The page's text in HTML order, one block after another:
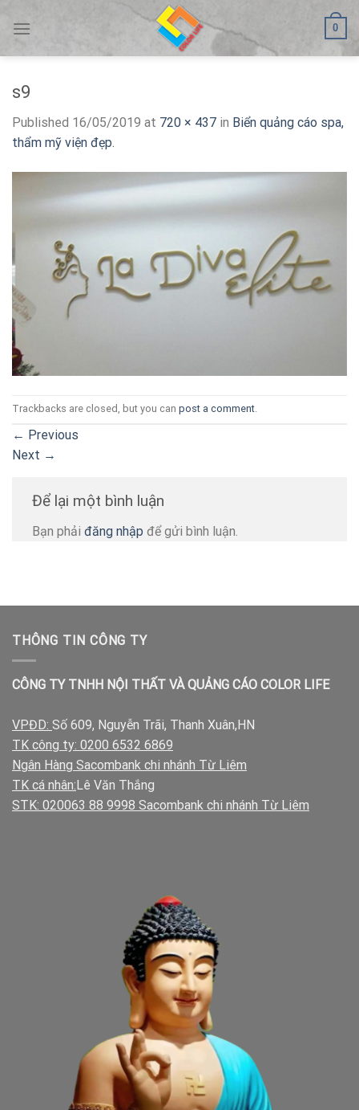
0
s9
Published 16/05/2019 at 720 × 437 in Biển quảng cáo spa,
thẩm mỹ viện đẹp.
Trackbacks are closed, but you can post a comment.
← Previous
Next →
Để lại một bình luận
Bạn phải đăng nhập để gửi bình luận.
THÔNG TIN CÔNG TY
CÔNG TY TNHH NỘI THẤT VÀ QUẢNG CÁO COLOR LIFE
VPĐD: Số 609, Nguyễn Trãi, Thanh Xuân,HN
TK công ty: 0200 6532 6869
Ngân Hàng Sacombank chi nhánh Từ Liêm
TK cá nhân:Lê Văn Thắng
STK: 020063 88 9998 Sacombank chi nhánh Từ Liêm